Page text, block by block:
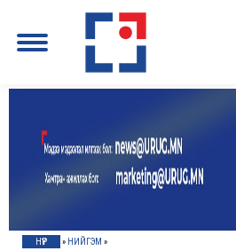
НҮҮР » НИЙГЭМ »